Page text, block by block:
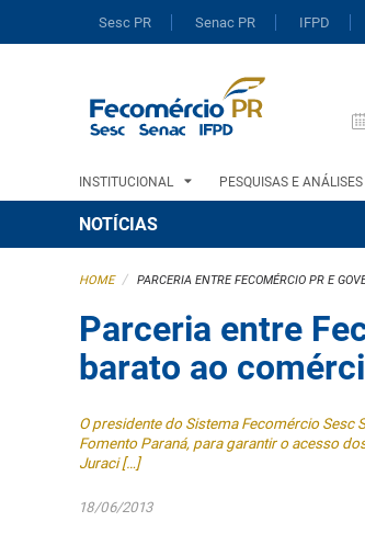
Sesc PR Senac PR IFPD
INSTITUCIONAL PESQUISAS E
NOTÍCIAS
HOME / PARCERIA ENTRE FECOMÉRCIO PR E
Parceria entre
barato ao
O presidente do Sistema Fecomércio Sesc
Fomento Paraná, para garantir o acesso
Juraci […]
18/06/2013